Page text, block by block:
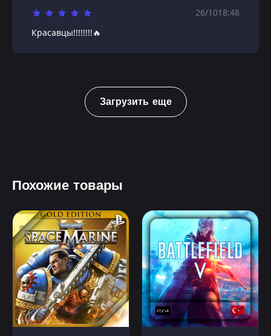
26/1018:48
Красавцы!!!!!!!!🔥
Загрузить еще
Похожие товары